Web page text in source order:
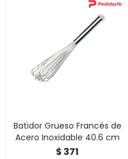
Batidor Grueso Francés de
Acero Inoxidable 40.6 cm
$ 371